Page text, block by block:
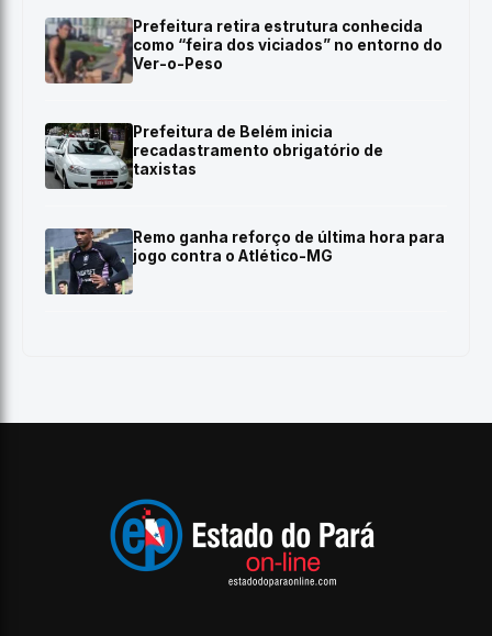
Prefeitura retira estrutura conhecida
como “feira dos viciados” no entorno do
Ver-o-Peso
Prefeitura de Belém inicia
recadastramento obrigatório de
taxistas
Remo ganha reforço de última hora para
jogo contra o Atlético-MG